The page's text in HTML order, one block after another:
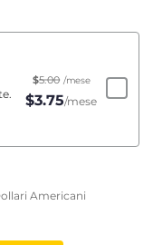
$5.00 /mese
$3.75/mese
Americani